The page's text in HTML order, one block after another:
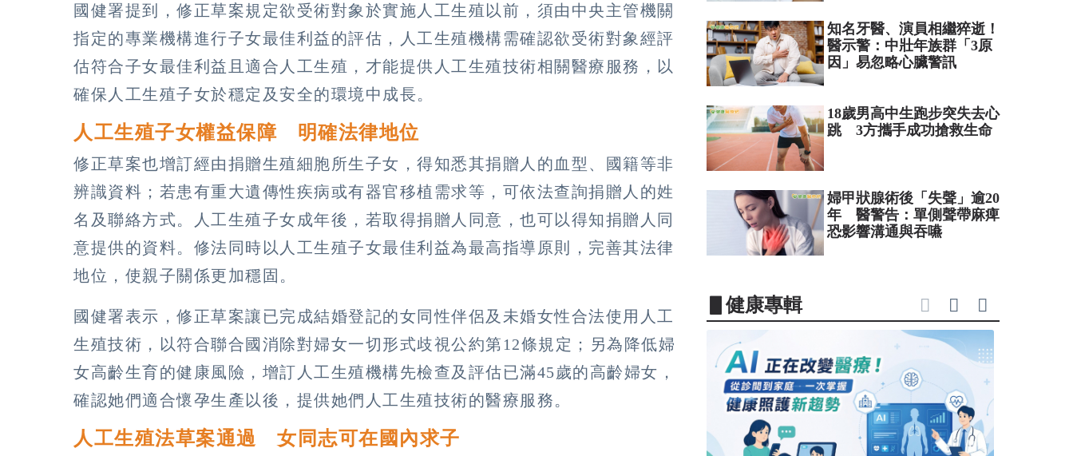
國健署提到，修正草案規定欲受術對象於實施人工生殖以前，須由中央主管機關
指定的專業機構進行子女最佳利益的評估，人工生殖機構需確認欲受術對象經評
估符合子女最佳利益且適合人工生殖，才能提供人工生殖技術相關醫療服務，以
確保人工生殖子女於穩定及安全的環境中成長。
人工生殖子女權益保障 明確法律地位
修正草案也增訂經由捐贈生殖細胞所生子女，得知悉其捐贈人的血型、國籍等非
辨識資料；若患有重大遺傳性疾病或有器官移植需求等，可依法查詢捐贈人的姓
名及聯絡方式。人工生殖子女成年後，若取得捐贈人同意，也可以得知捐贈人同
意提供的資料。修法同時以人工生殖子女最佳利益為最高指導原則，完善其法律
地位，使親子關係更加穩固。
國健署表示，修正草案讓已完成結婚登記的女同性伴侶及未婚女性合法使用人工
生殖技術，以符合聯合國消除對婦女一切形式歧視公約第12條規定；另為降低婦
女高齡生育的健康風險，增訂人工生殖機構先檢查及評估已滿45歲的高齡婦女，
確認她們適合懷孕生產以後，提供她們人工生殖技術的醫療服務。​
人工生殖法草案通過 女同志可在國內求子
知名牙醫、演員相繼猝逝！
醫示警：中壯年族群「3原
因」易忽略心臟警訊
18歲男高中生跑步突失去心
跳 3方攜手成功搶救生命
婦甲狀腺術後「失聲」逾20
年 醫警告：單側聲帶麻痺
恐影響溝通與吞嚥
▋健康專輯